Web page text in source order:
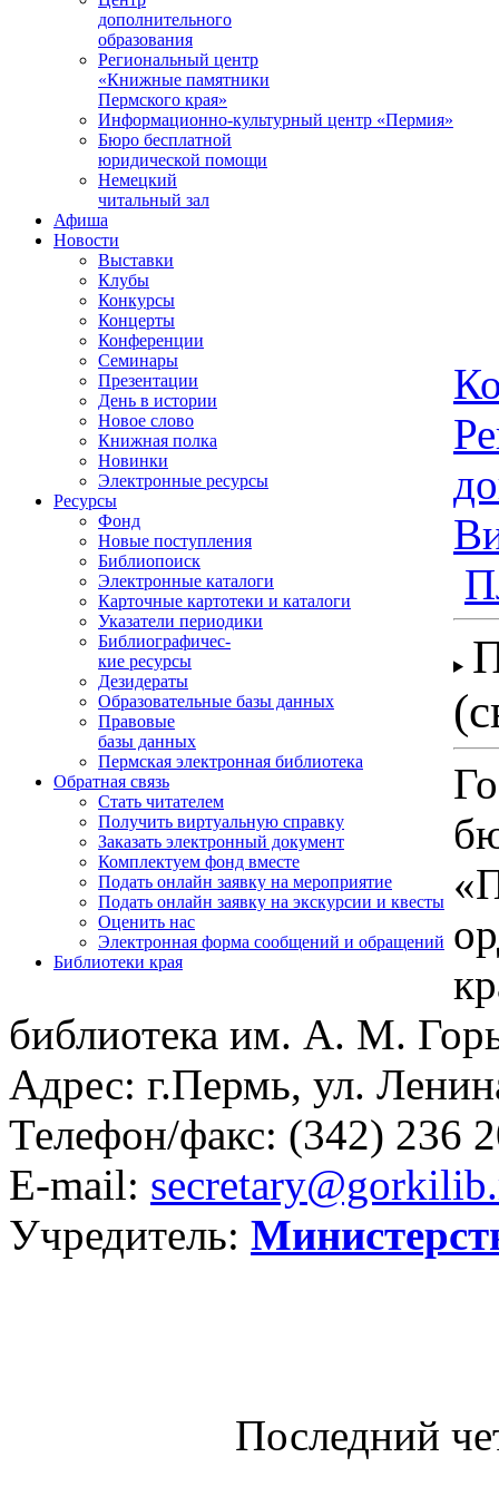
дополнительного
образования
Региональный центр
«Книжные памятники
Пермского края»
Информационно-культурный центр «Пермия»
Бюро бесплатной
юридической помощи
Немецкий
читальный зал
Афиша
Новости
Выставки
Клубы
Конкурсы
Концерты
Конференции
Семинары
Презентации
День в истории
Новое слово
Книжная полка
Новинки
Электронные ресурсы
Ресурсы
Фонд
Новые поступления
Библиопоиск
Электронные каталоги
Карточные картотеки и каталоги
Указатели периодики
Библиографичес-
кие ресурсы
Дезидераты
Образовательные базы данных
Правовые
базы данных
Пермская электронная библиотека
Обратная связь
Стать читателем
Получить виртуальную справку
Заказать электронный документ
Комплектуем фонд вместе
Подать онлайн заявку на мероприятие
Подать онлайн заявку на экскурсии и квесты
Оценить нас
Электронная форма сообщений и обращений
Библиотеки края
библиотека им. А. М.
Адрес: г.Пермь, ул.
Телефон/факс: (342) 236
E-mail:
Учредитель:
Последний